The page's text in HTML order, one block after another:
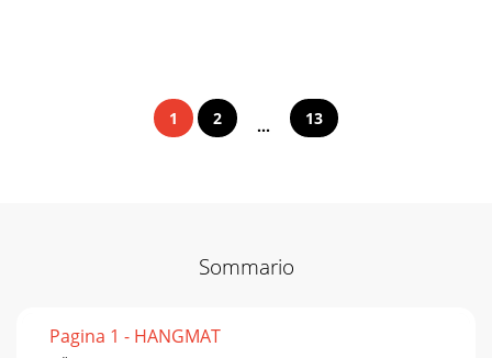
1 2 ... 13
Sommario
Pagina 1 - HANGMAT